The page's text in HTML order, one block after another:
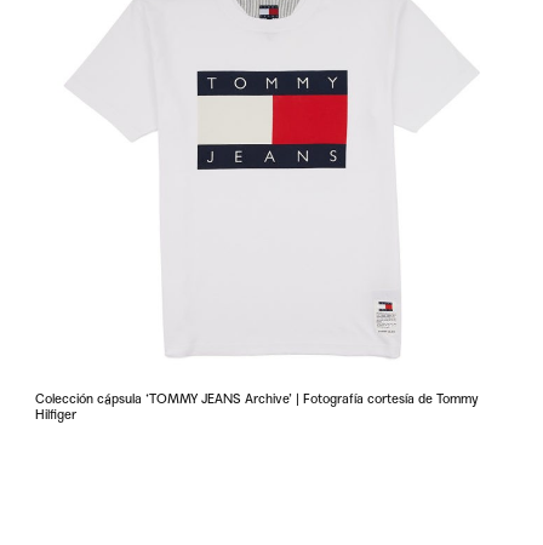
Colección cápsula ‘TOMMY JEANS Archive’ | Fotografía cortesía de Tommy
Hilfiger